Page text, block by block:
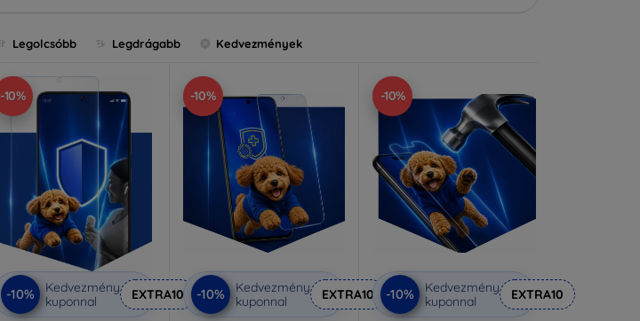
Legolcsóbb Legdrágabb Kedvezmények
-10%
-10%
Kedvezmény
kuponnal
EXTRA10
-10%
-10%
Kedvezmény
kuponnal
EXTRA10
-10%
-10%
Kedvezmény
kuponnal
EXTRA10